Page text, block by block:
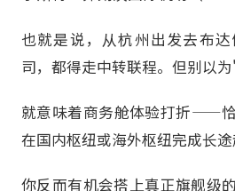
也就是说，从杭州出发去布
司，都得走中转联程。但别以
就意味着商务舱体验打折——
在国内枢纽或海外枢纽完成长途
你反而有机会搭上真正旗舰级